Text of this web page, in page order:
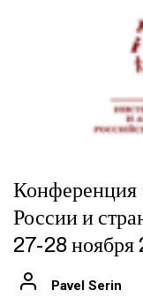
Конференция
России и
27-28 ноября
Pavel Serin